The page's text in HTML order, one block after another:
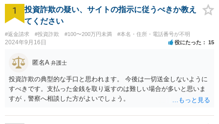
1
投資詐欺の疑い、サイトの指示に従うべきか教え
てください
#返金請求 #投資詐欺 #100〜200万円未満 #本名・住所・電話番号が不明
2024年9月16日 役にたった 15
匿名A 弁護士
投資詐欺の典型的な手口と思われます。 今後は一切送金しないように
すべきです。支払った金銭を取り返すのは難しい場合が多いと思いま
すが，警察へ相談した方がよいでしょう。